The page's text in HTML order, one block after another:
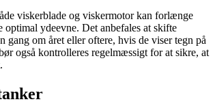
viskerblade og viskermotor kan forlænge
optimal ydeevne. Det anbefales at skifte
gang om året eller oftere, hvis de viser tegn på
også kontrolleres regelmæssigt for at sikre, at